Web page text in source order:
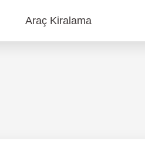
Araç Kiralama